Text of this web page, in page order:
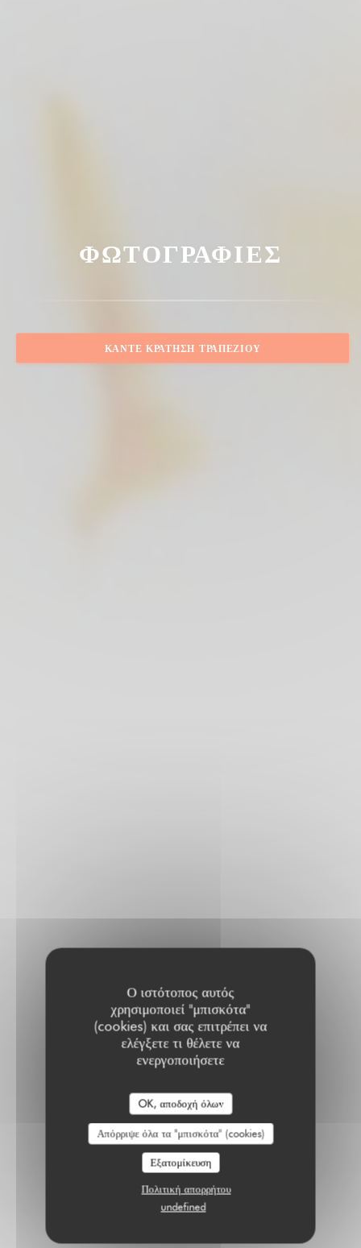
Ο ιστότοπος αυτός
χρησιμοποιεί "μπισκότα"
(cookies) και σας επιτρέπει να
ελέγξετε τι θέλετε να
ενεργοποιήσετε
OK, αποδοχή όλων
Απόρριψε όλα τα "μπισκότα" (cookies)
Εξατομίκευση
Πολιτική απορρήτου
undefined
ΦΩΤΟΓΡΑΦΊΕΣ
ΚΆΝΤΕ ΚΡΆΤΗΣΗ ΤΡΑΠΕΖΙΟΎ